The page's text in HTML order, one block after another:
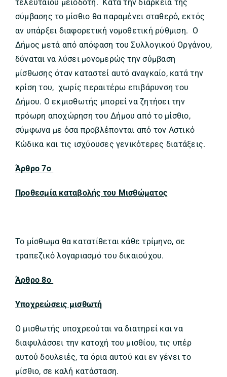
τελευταίου μειοδότη. Κατά την διάρκεια της
σύμβασης το μίσθιο θα παραμένει σταθερό, εκτός
αν υπάρξει διαφορετική νομοθετική ρύθμιση. Ο
Δήμος μετά από απόφαση του Συλλογικού Οργάνου,
δύναται να λύσει μονομερώς την σύμβαση
μίσθωσης όταν καταστεί αυτό αναγκαίο, κατά την
κρίση του, χωρίς περαιτέρω επιβάρυνση του
Δήμου. Ο εκμισθωτής μπορεί να ζητήσει την
πρόωρη αποχώρηση του Δήμου από το μίσθιο,
σύμφωνα με όσα προβλέπονται από τον Αστικό
Κώδικα και τις ισχύουσες γενικότερες διατάξεις.
Άρθρο 7ο
Προθεσμία καταβολής του Μισθώματος
Το μίσθωμα θα κατατίθεται κάθε τρίμηνο, σε
τραπεζικό λογαριασμό του δικαιούχου.
Άρθρο 8ο
Υποχρεώσεις μισθωτή
Ο μισθωτής υποχρεούται να διατηρεί και να
διαφυλάσσει την κατοχή του μισθίου, τις υπέρ
αυτού δουλειές, τα όρια αυτού και εν γένει το
μίσθιο, σε καλή κατάσταση.